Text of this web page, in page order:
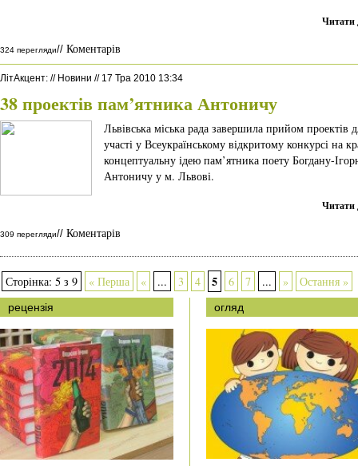
Читати
324 перегляди// Коментарів
ЛітАкцент: // Новини // 17 Тра 2010 13:34
38 проектів пам’ятника Антоничу
Львівська міська рада завершила прийом проектів
участі у Всеукраїнському відкритому конкурсі на
концептуальну ідею пам’ятника поету Богдану-
Антоничу у м. Львові.
Читати
309 перегляди// Коментарів
Сторінка: 5 з 9 « Перша « ... 3 4 5 6 7 ... » Остання »
рецензія огляд